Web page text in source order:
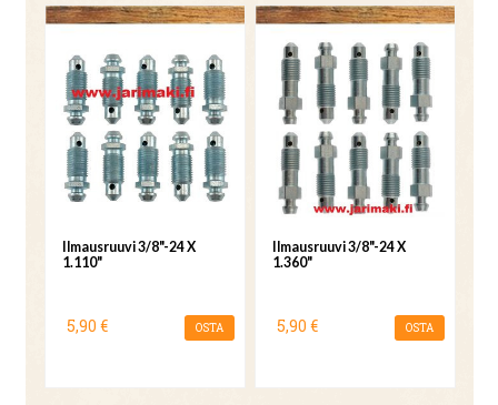
Ilmausruuvi 3/8"-24 X
1.110"
5,90 € OSTA
Ilmausruuvi 3/8"-24 X
1.360"
5,90 € OSTA